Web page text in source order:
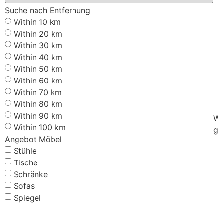
Suche nach Entfernung
Within 10 km
Within 20 km
Within 30 km
Within 40 km
Within 50 km
Within 60 km
Within 70 km
Within 80 km
Within 90 km
Within 100 km
Angebot Möbel
Stühle
Tische
Schränke
Sofas
Spiegel